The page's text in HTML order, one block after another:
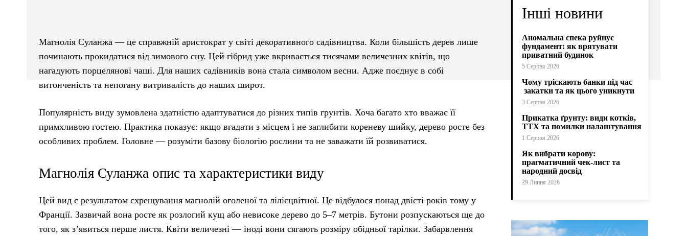
Магнолія Суланжа — це справжній аристократ у світі декоративного садівництва. Коли більшість дерев лише
починають прокидатися від зимового сну. Цей гібрид уже вкривається тисячами величезних квітів, що
нагадують порцелянові чаші. Для наших садівників вона стала символом весни. Адже поєднує в собі
витонченість та непогану витривалість до наших широт.
Популярність виду зумовлена здатністю адаптуватися до різних типів грунтів. Хоча багато хто вважає її
примхливою гостею. Практика показує: якщо вгадати з місцем і не заглибити кореневу шийку, дерево росте без
особливих проблем. Головне — розуміти базову біологію рослини та не заважати їй розвиватися.
Магнолія Суланжа опис та характеристики виду
Цей вид є результатом схрещування магнолій оголеної та лілієцвітної. Це відбулося понад двісті років тому у
Франції. Зазвичай вона росте як розлогий кущ або невисоке дерево до 5–7 метрів. Бутони розпускаються ще до
того, як з’явиться перше листя. Квіти величезні — іноді вони сягають розміру обідньої тарілки. Забарвлення
Інші новини
Аномальна спека руйнує
фундамент: як врятувати
приватний будинок
5 Серпня 2026
Чому тріскають банки під час
закатки та як цього уникнути
3 Серпня 2026
Прикатка ґрунту: види котків,
ТТХ та помилки налаштування
1 Серпня 2026
Як вибрати корову:
прагматичний чек-лист та
народний досвід
29 Липня 2026